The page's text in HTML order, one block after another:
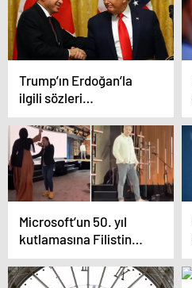
Trump’ın Erdoğan’la
ilgili sözleri
Yunanistan’ı panikletti
Microsoft’un 50. yıl
kutlamasına Filistin
protestosu damga
vurdu: Elinizde kan var